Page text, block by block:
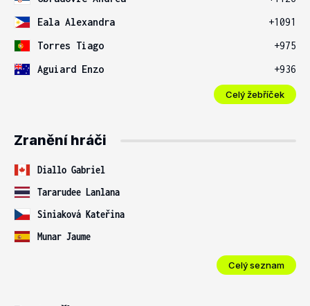
Eala Alexandra
+1091
Torres Tiago
+975
Aguiard Enzo
+936
Celý žebříček
Zranění hráči
Diallo Gabriel
Tararudee Lanlana
Siniaková Kateřina
Munar Jaume
Celý seznam